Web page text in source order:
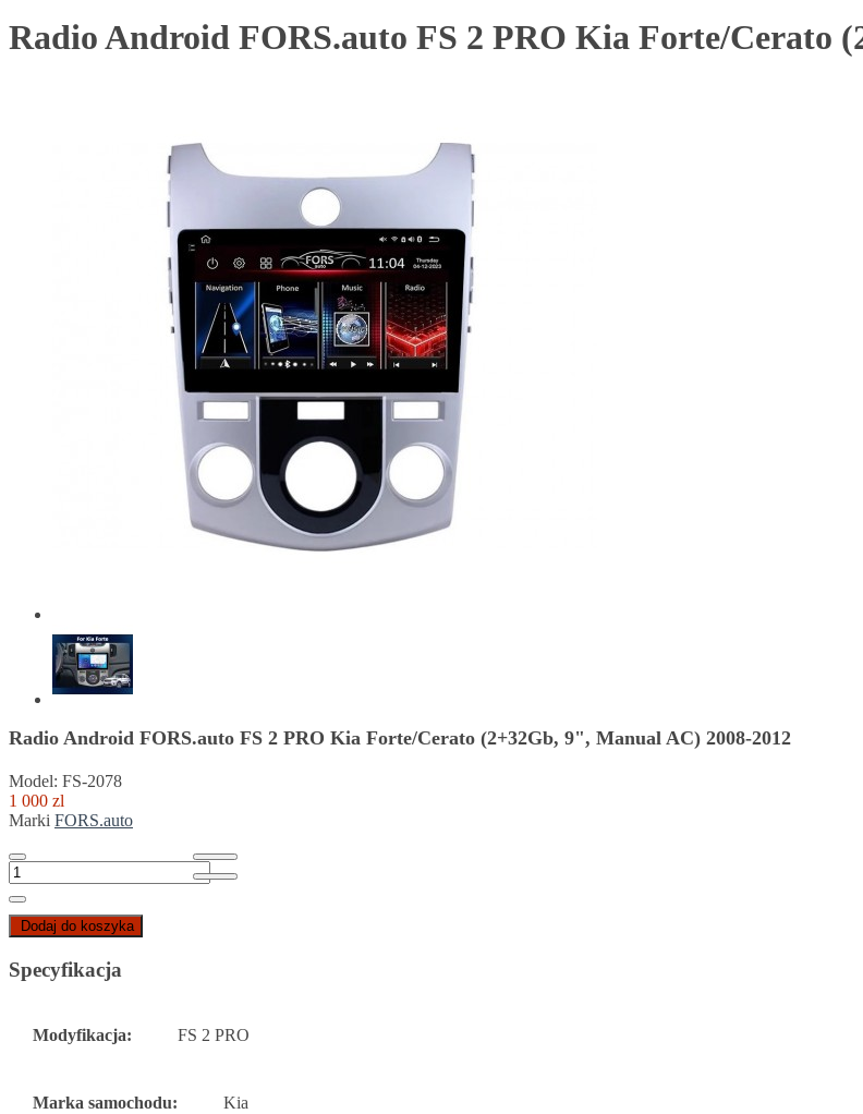
Radio Android FORS.auto FS 2 PRO Kia Forte/Cerato
Radio Android FORS.auto FS 2 PRO Kia Forte/Cerato (2+32Gb, 9", Manual AC) 2008-2012
Model: FS-2078
1 000 zl
Marki FORS.auto
Dodaj do koszyka
Specyfikacja
Modyfikacja: FS 2 PRO
Marka samochodu: Kia